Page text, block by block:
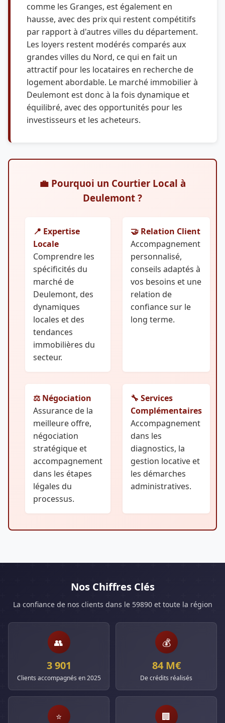
comme les Granges, est également en
hausse, avec des prix qui restent compétitifs
par rapport à d'autres villes du département.
Les loyers restent modérés comparés aux
grandes villes du Nord, ce qui en fait un
attractif pour les locataires en recherche de
logement abordable. Le marché immobilier à
Deulemont est donc à la fois dynamique et
équilibré, avec des opportunités pour les
investisseurs et les acheteurs.
💼 Pourquoi un Courtier Local à
Deulemont ?
📍 Expertise
Locale
Comprendre les
spécificités du
marché de
Deulemont, des
dynamiques
locales et des
tendances
immobilières du
secteur.
🤝 Relation Client
Accompagnement
personnalisé,
conseils adaptés à
vos besoins et une
relation de
confiance sur le
long terme.
⚖️ Négociation
Assurance de la
meilleure offre,
négociation
stratégique et
accompagnement
dans les étapes
légales du
processus.
🔧 Services
Complémentaires
Accompagnement
dans les
diagnostics, la
gestion locative et
les démarches
administratives.
Nos Chiffres Clés
La confiance de nos clients dans le 59890 et toute la région
👥
3 901
Clients accompagnés en 2025
💰
84 M€
De crédits réalisés
⭐ 🏢